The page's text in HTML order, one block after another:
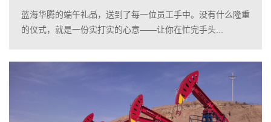
蓝海华腾的端午礼品，送到了每一位员工手中。没有什么隆重
的仪式，就是一份实打实的心意——让你在忙完手头...